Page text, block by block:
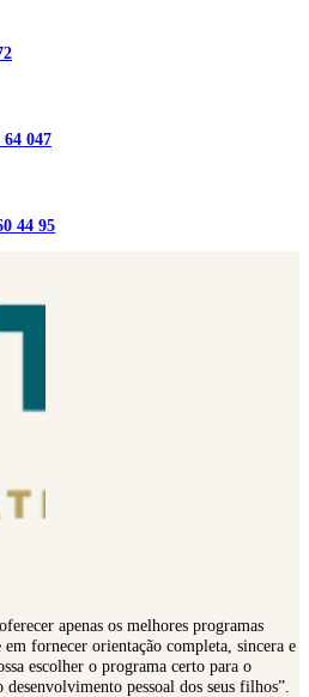
047
44 95
apenas os melhores programas
fornecer orientação completa, sincera e
escolher o programa certo para o
pessoal dos seus filhos”.